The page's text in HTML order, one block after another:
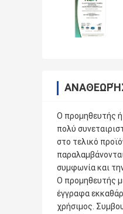
Ο προμηθευτής
πολύ
στο τελικό
συμφωνία και
Ο προμηθευτής
έγγραφα
χρήσιμος.